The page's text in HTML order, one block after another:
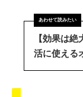
【効果は
活に使える